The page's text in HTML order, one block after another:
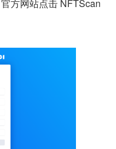
方网站点击 NFTScan